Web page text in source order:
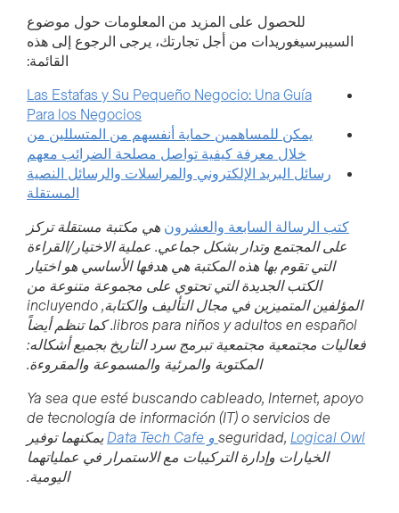
للحصول على المزيد من المعلومات حول موضوع
السيبرسيغوريدات من أجل تجارتك، يرجى الرجوع إلى هذه
القائمة:
Las Estafas y Su Pequeño Negocio: Una Guía
Para los Negocios
يمكن للمساهمين حماية أنفسهم من المتسللين من
خلال معرفة كيفية تواصل مصلحة الضرائب معهم
رسائل البريد الإلكتروني والمراسلات والرسائل النصية
المستقلة
كتب الرسالة السابعة والعشرون هي مكتبة مستقلة تركز
على المجتمع وتدار بشكل جماعي. عملية الاختيار/القراءة
التي تقوم بها هذه المكتبة هي هدفها الأساسي هو اختيار
الكتب الجديدة التي تحتوي على مجموعة متنوعة من
المؤلفين المتميزين في مجال التأليف والكتابة,incluyendo
libros para niños y adultos en español. كما تنظم أيضاً
فعاليات مجتمعية مجتمعية تبرمج سرد التاريخ بجميع أشكاله:
المكتوبة والمرئية والمسموعة والمقروءة.
Ya sea que esté buscando cableado, Internet, apoyo
de tecnología de información (IT) o servicios de
seguridad,Logical Owl و Data Tech Cafe
يمكنهما توفير
الخيارات وإدارة التركيبات مع الاستمرار في عملياتهما
اليومية.